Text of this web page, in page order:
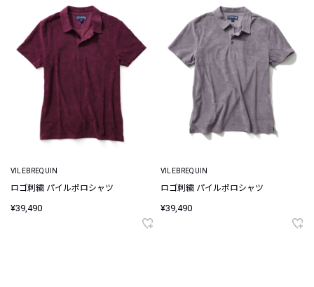
VILEBREQUIN
ロゴ刺繍 パイルポロシャツ
¥39,490
VILEBREQUIN
ロゴ刺繍 パイルポロシャツ
¥39,490